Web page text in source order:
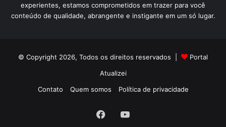
experientes, estamos comprometidos em trazer para você
conteúdo de qualidade, abrangente e instigante em um só lugar.
© Copyright 2026, Todos os direitos reservados |
Portal
Atualizei
Contato
Quem somos Política de privacidade
FacebookYouTube